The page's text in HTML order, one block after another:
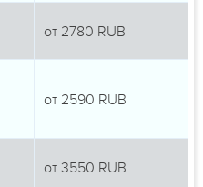
от 2780 RUB
от 2590 RUB
от 3550 RUB